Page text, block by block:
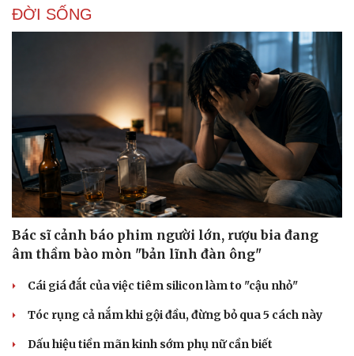
ĐỜI SỐNG
Bác sĩ cảnh báo phim người lớn, rượu bia đang
âm thầm bào mòn "bản lĩnh đàn ông"
Cái giá đắt của việc tiêm silicon làm to "cậu nhỏ"
Tóc rụng cả nắm khi gội đầu, đừng bỏ qua 5 cách này
Dấu hiệu tiền mãn kinh sớm phụ nữ cần biết